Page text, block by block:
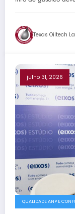
Texas Oiltech
julho 31, 2026
QUALIDADE ANP E